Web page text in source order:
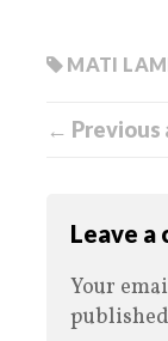
MATI
← Previous
Leave a
Your